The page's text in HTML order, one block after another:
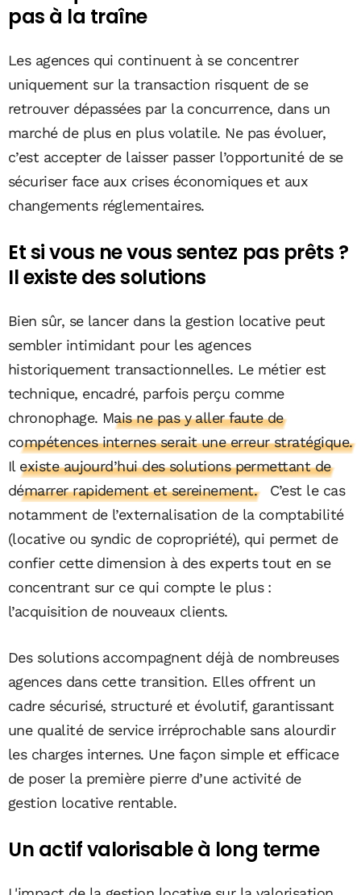
pas à la traîne
Les agences qui continuent à se concentrer
uniquement sur la transaction risquent de se
retrouver dépassées par la concurrence, dans un
marché de plus en plus volatile. Ne pas évoluer,
c’est accepter de laisser passer l’opportunité de se
sécuriser face aux crises économiques et aux
changements réglementaires.
Et si vous ne vous sentez pas prêts ?
Il existe des solutions
Bien sûr, se lancer dans la gestion locative peut
sembler intimidant pour les agences
historiquement transactionnelles. Le métier est
technique, encadré, parfois perçu comme
chronophage. Mais ne pas y aller faute de
compétences internes serait une erreur stratégique.
Il existe aujourd’hui des solutions permettant de
démarrer rapidement et sereinement.
C’est le cas
notamment de l’externalisation de la comptabilité
(locative ou syndic de copropriété), qui permet de
confier cette dimension à des experts tout en se
concentrant sur ce qui compte le plus :
l’acquisition de nouveaux clients.
Des solutions accompagnent déjà de nombreuses
agences dans cette transition. Elles offrent un
cadre sécurisé, structuré et évolutif, garantissant
une qualité de service irréprochable sans alourdir
les charges internes. Une façon simple et efficace
de poser la première pierre d’une activité de
gestion locative rentable.
Un actif valorisable à long terme